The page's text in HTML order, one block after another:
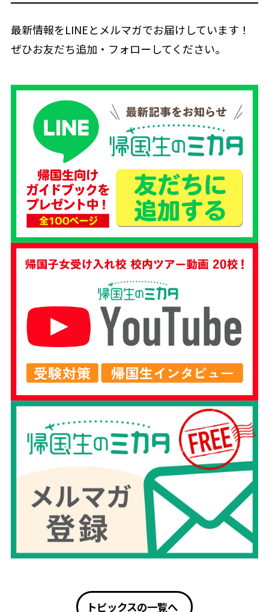
最新情報をLINEとメルマガでお届けしています！
ぜひお友だち追加・フォローしてください。
トピックスの一覧へ